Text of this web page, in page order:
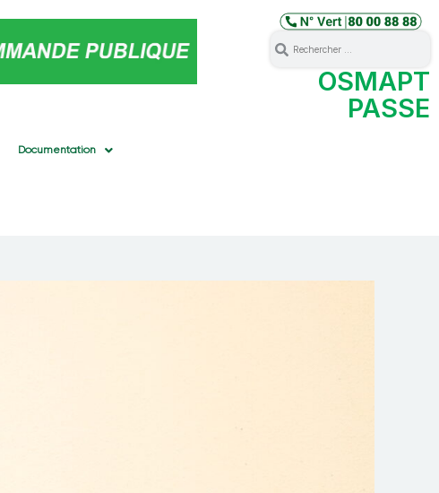
Documentation
OSMAPT
PASSE